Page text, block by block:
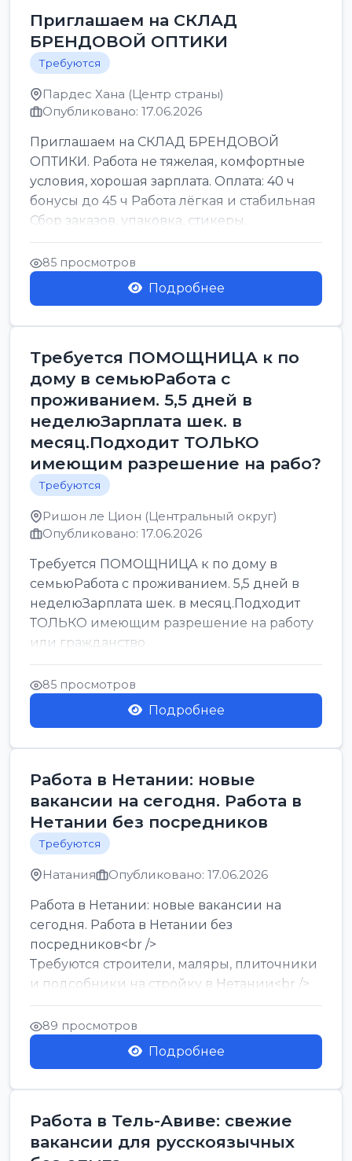
Приглашаем на СКЛАД
БРЕНДОВОЙ ОПТИКИ
Требуются
Пардес Хана (Центр страны)
Опубликовано: 17.06.2026
Приглашаем на СКЛАД БРЕНДОВОЙ
ОПТИКИ. Работа не тяжелая, комфортные
условия, хорошая зарплата. Оплата: 40 ч
бонусы до 45 ч Работа лёгкая и стабильная
Сбор заказов, упаковка, стикеры,
сортировка Воскре...
85 просмотров
Подробнее
Требуется ПОМОЩНИЦА к по
дому в семьюРабота с
проживанием. 5,5 дней в
неделюЗарплата шек. в
месяц.Подходит ТОЛЬКО
имеющим разрешение на рабо?
Требуются
Ришон ле Цион (Центральный округ)
Опубликовано: 17.06.2026
Требуется ПОМОЩНИЦА к по дому в
семьюРабота с проживанием. 5,5 дней в
неделюЗарплата шек. в месяц.Подходит
ТОЛЬКО имеющим разрешение на работу
или гражданство
85 просмотров
Подробнее
Работа в Нетании: новые
вакансии на сегодня. Работа в
Нетании без посредников
Требуются
Натания Опубликовано: 17.06.2026
Работа в Нетании: новые вакансии на
сегодня. Работа в Нетании без
посредников<br />
Требуются строители, маляры, плиточники
и подсобники на стройку в Нетании<br />
Срочно требуются горничные, уборщи...
89 просмотров
Подробнее
Работа в Тель-Авиве: свежие
вакансии для русскоязычных